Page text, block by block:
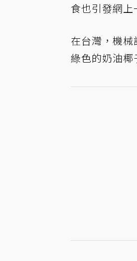
食也引發網
在台灣，機
綠色的奶油椰